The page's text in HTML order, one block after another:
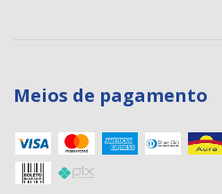
Meios de pagamento